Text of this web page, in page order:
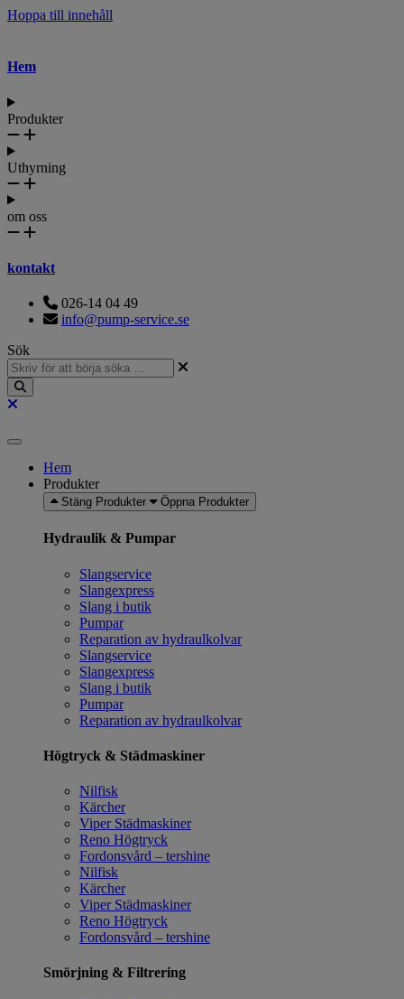
Hoppa till innehåll
Hem
Produkter
Uthyrning
om oss
kontakt
026-14 04 49
info@pump-service.se
Sök
Hem
Produkter
Stäng Produkter Öppna Produkter
Hydraulik & Pumpar
Slangservice
Slangexpress
Slang i butik
Pumpar
Reparation av hydraulkolvar
Slangservice
Slangexpress
Slang i butik
Pumpar
Reparation av hydraulkolvar
Högtryck & Städmaskiner
Nilfisk
Kärcher
Viper Städmaskiner
Reno Högtryck
Fordonsvård – tershine
Nilfisk
Kärcher
Viper Städmaskiner
Reno Högtryck
Fordonsvård – tershine
Smörjning & Filtrering